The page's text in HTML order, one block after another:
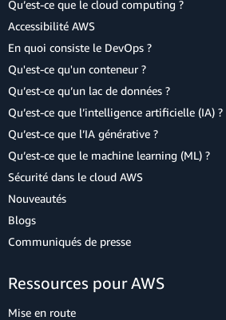
Qu’est-ce que le cloud computing ?
Accessibilité AWS
En quoi consiste le DevOps ?
Qu'est-ce qu'un conteneur ?
Qu’est-ce qu’un lac de données ?
Qu’est-ce que l’intelligence artificielle (IA) ?
Qu’est-ce que l’IA générative ?
Qu’est-ce que le machine learning (ML) ?
Sécurité dans le cloud AWS
Nouveautés
Blogs
Communiqués de presse
Ressources pour AWS
Mise en route